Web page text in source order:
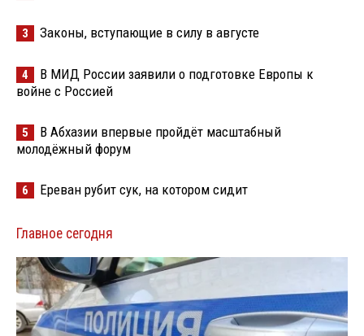
3 Законы, вступающие в силу в августе
4
В МИД России заявили о подготовке Европы к
войне с Россией
5
В Абхазии впервые пройдёт масштабный
молодёжный форум
6 Ереван рубит сук, на котором сидит
Главное сегодня